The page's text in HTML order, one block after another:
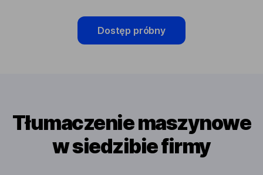
Dostęp próbny
Tłumaczenie maszynowe
w siedzibie firmy